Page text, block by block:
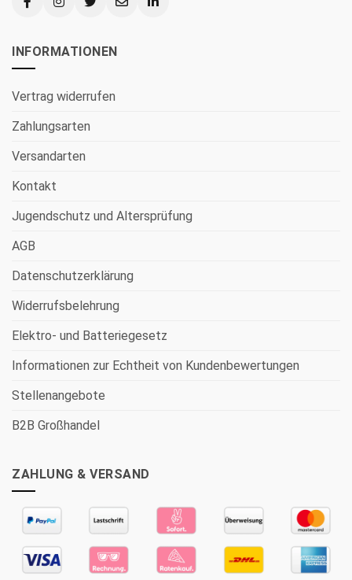
INFORMATIONEN
Vertrag widerrufen
Zahlungsarten
Versandarten
Kontakt
Jugendschutz und Altersprüfung
AGB
Datenschutzerklärung
Widerrufsbelehrung
Elektro- und Batteriegesetz
Informationen zur Echtheit von Kundenbewertungen
Stellenangebote
B2B Großhandel
ZAHLUNG & VERSAND